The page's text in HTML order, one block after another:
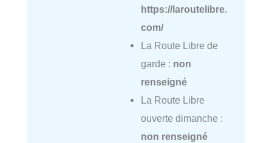
https://laroutelibre.
com/
La Route Libre de
garde : non
renseigné
La Route Libre
ouverte dimanche :
non renseigné